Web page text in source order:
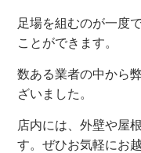
足場を組むのが一度
ことができます。
数ある業者の中から
ざいました。
店内には、外壁や屋
す。ぜひお気軽にお